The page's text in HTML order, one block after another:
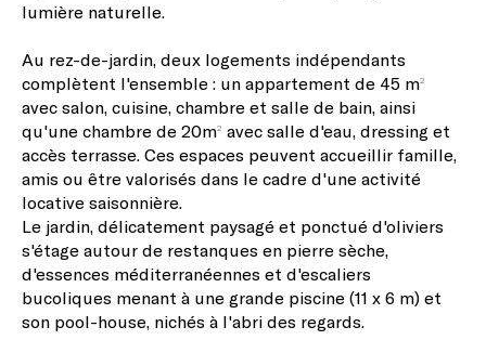
lumière naturelle.
Au rez-de-jardin, deux logements indépendants
complètent l'ensemble : un appartement de 45 m²
avec salon, cuisine, chambre et salle de bain, ainsi
qu'une chambre de 20m² avec salle d'eau, dressing et
accès terrasse. Ces espaces peuvent accueillir famille,
amis ou être valorisés dans le cadre d'une activité
locative saisonnière.
Le jardin, délicatement paysagé et ponctué d'oliviers
s'étage autour de restanques en pierre sèche,
d'essences méditerranéennes et d'escaliers
bucoliques menant à une grande piscine (11 x 6 m) et
son pool-house, nichés à l'abri des regards.